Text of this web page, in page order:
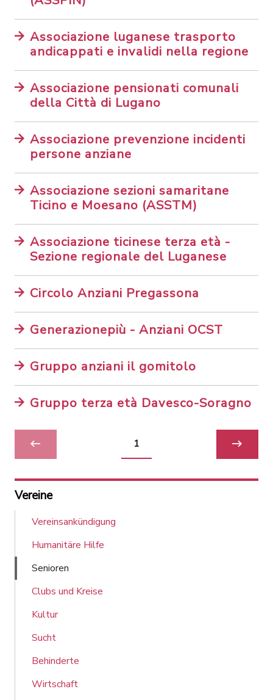
Associazione luganese trasporto
andicappati e invalidi nella regione
Associazione pensionati comunali
della Città di Lugano
Associazione prevenzione incidenti
persone anziane
Associazione sezioni samaritane
Ticino e Moesano (ASSTM)
Associazione ticinese terza età -
Sezione regionale del Luganese
Circolo Anziani Pregassona
Generazionepiù - Anziani OCST
Gruppo anziani il gomitolo
Gruppo terza età Davesco-Soragno
1
Vereine
Vereinsankündigung
Humanitäre Hilfe
Senioren
Clubs und Kreise
Kultur
Sucht
Behinderte
Wirtschaft